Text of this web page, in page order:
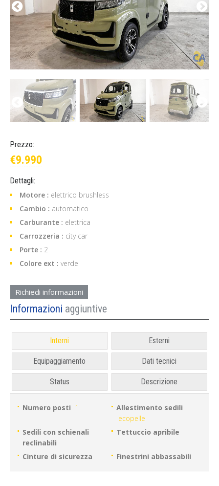
Prezzo:
€9.990
Dettagli:
Motore : elettrico brushless
Cambio : automatico
Carburante : elettrica
Carrozzeria : city car
Porte : 2
Colore ext : verde
Richiedi informazioni
Informazioni aggiuntive
Interni Esterni
Equipaggiamento Dati tecnici
Status Descrizione
Numero posti 1
Allestimento sedili
ecopelle
Sedili con schienali
reclinabili
Tettuccio apribile
Cinture di sicurezza Finestrini abbassabili